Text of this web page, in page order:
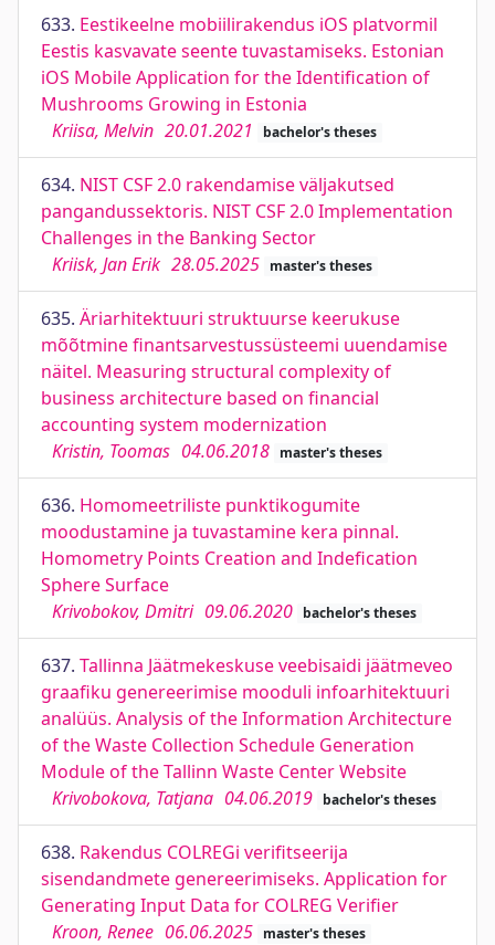
633. Eestikeelne mobiilirakendus iOS platvormil
Eestis kasvavate seente tuvastamiseks. Estonian
iOS Mobile Application for the Identification of
Mushrooms Growing in Estonia
Kriisa, Melvin 20.01.2021 bachelor's theses
634. NIST CSF 2.0 rakendamise väljakutsed
pangandussektoris. NIST CSF 2.0 Implementation
Challenges in the Banking Sector
Kriisk, Jan Erik 28.05.2025 master's theses
635. Äriarhitektuuri struktuurse keerukuse
mõõtmine finantsarvestussüsteemi uuendamise
näitel. Measuring structural complexity of
business architecture based on financial
accounting system modernization
Kristin, Toomas 04.06.2018 master's theses
636. Homomeetriliste punktikogumite
moodustamine ja tuvastamine kera pinnal.
Homometry Points Creation and Indefication
Sphere Surface
Krivobokov, Dmitri 09.06.2020 bachelor's theses
637. Tallinna Jäätmekeskuse veebisaidi jäätmeveo
graafiku genereerimise mooduli infoarhitektuuri
analüüs. Analysis of the Information Architecture
of the Waste Collection Schedule Generation
Module of the Tallinn Waste Center Website
Krivobokova, Tatjana 04.06.2019 bachelor's theses
638. Rakendus COLREGi verifitseerija
sisendandmete genereerimiseks. Application for
Generating Input Data for COLREG Verifier
Kroon, Renee 06.06.2025 master's theses